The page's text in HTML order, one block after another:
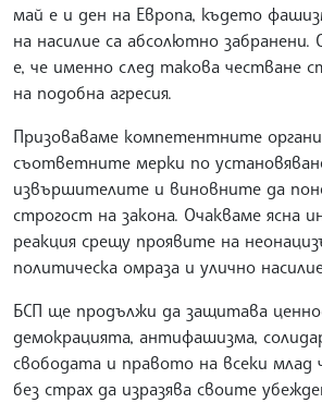
май е и ден на Европа, където
на насилие са абсолютно
е, че именно след такова честване
на подобна агресия.
Призоваваме компетентните
съответните мерки по
извършителите и виновните да
строгост на закона. Очакваме ясна
реакция срещу проявите на
политическа омраза и улично
БСП ще продължи да защитава
демокрацията, антифашизма,
свободата и правото на всеки млад
без страх да изразява своите